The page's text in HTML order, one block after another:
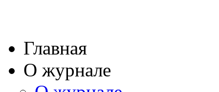
Главная
О журнале